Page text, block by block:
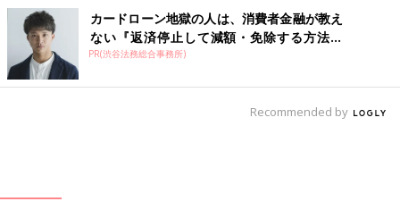
山中 なかには、救急隊が助けてくれると思っている人もいるか
もしれませんが、救急車が到着するのを待っていては、手遅れに
なる可能性があります。そのためえびさんの判断は賢明です。
――前述の総務省の発表では、2021年中に一般市民が目撃した
カードローン地獄の人は、消費者金融が教え
ない『返済停止して減額・免除する方法』
で...
PR(渋谷法務総合事務所)
Recommended by